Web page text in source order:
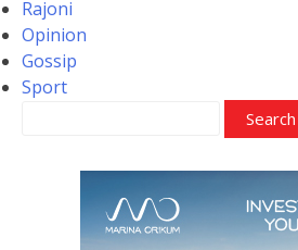
Rajoni
Opinion
Gossip
Sport